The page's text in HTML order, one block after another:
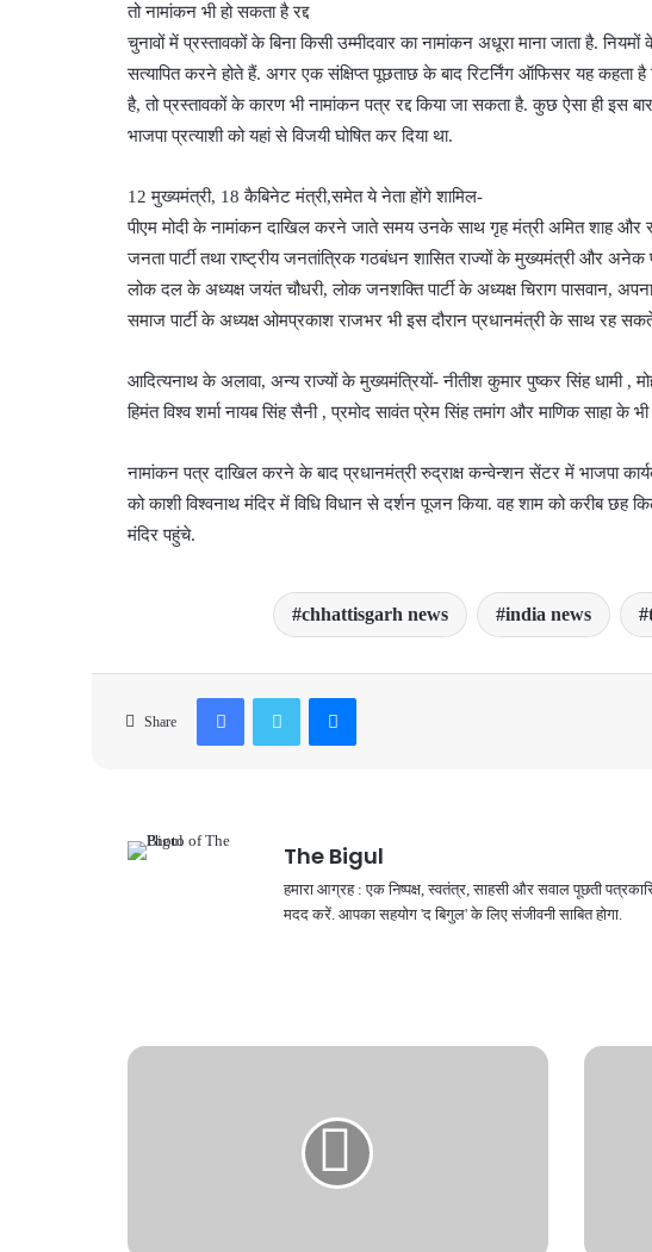
तो नामांकन भी हो सकता है रद्द
चुनावों में प्रस्‍तावकों के बिना किसी उम्‍मीदवार का नामांकन अधूरा माना जाता है.
सत्यापित करने होते हैं. अगर एक संक्षिप्त पूछताछ के बाद रिटर्निंग ऑफिसर यह कहता है
है, तो प्रस्तावकों के कारण भी नामांकन पत्र रद्द किया जा सकता है. कुछ ऐसा ही इस
भाजपा प्रत्‍याशी को यहां से विजयी घोषित कर दिया था.
12 मुख्‍यमंत्री, 18 कैबिनेट मंत्री,समेत ये नेता होंगे शामिल-
पीएम मोदी के नामांकन दाखिल करने जाते समय उनके साथ गृह मंत्री अमित शाह और
जनता पार्टी तथा राष्ट्रीय जनतांत्रिक गठबंधन शासित राज्यों के मुख्यमंत्री और अनेक
लोक दल के अध्यक्ष जयंत चौधरी, लोक जनशक्ति पार्टी के अध्यक्ष चिराग पासवान,
समाज पार्टी के अध्यक्ष ओमप्रकाश राजभर भी इस दौरान प्रधानमंत्री के साथ रह
आदित्यनाथ के अलावा, अन्य राज्यों के मुख्यमंत्रियों- नीतीश कुमार पुष्कर सिंह धामी ,
हिमंत विश्व शर्मा नायब सिंह सैनी , प्रमोद सावंत प्रेम सिंह तमांग और माणिक साहा के
नामांकन पत्र दाखिल करने के बाद प्रधानमंत्री रुद्राक्ष कन्वेन्शन सेंटर में भाजपा
को काशी विश्वनाथ मंदिर में विधि विधान से दर्शन पूजन किया. वह शाम को करीब छह
मंदिर पहुंचे.
chhattisgarh news india news
Share
FacebookTwitter Messenger
The Bigul
हमारा आग्रह : एक निष्पक्ष, स्वतंत्र, साहसी और सवाल पूछती
मदद करें. आपका सहयोग 'द बिगुल' के लिए संजीवनी साबित होगा.